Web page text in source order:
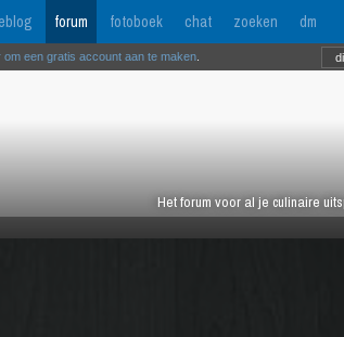
forum fotoboek chat zoeken dm
Het forum voor al je culinaire
om een gratis account aan te maken